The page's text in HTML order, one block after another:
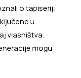
o tapiseriji
u
vlasništva.
mogu